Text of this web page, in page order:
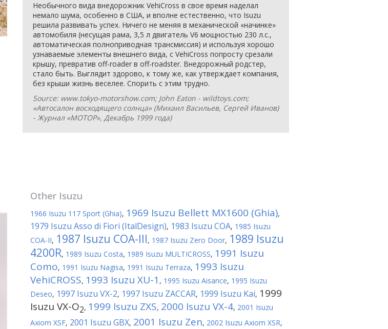
Необычного вида внедорожник VehiCross в свое время наделал
немало шума, особенно в США, и вполне естественно, что Isuzu
решила развивать успех. Ничего не меняя в механической «начинке»
автомобиля (несущая рама, 3,5 л двигатель V6 мощностью 230 л.с.,
автоматическая полноприводная трансмиссия) и используя хорошо
узнаваемые элементы внешнего вида, с VehiCross попросту срезали
крышу, превратив off-roader в off-roadster. Внедорожный родстер,
стало быть. Выглядит здорово, к тому же, как утверждает компания,
без крыши жизнь веселее. Спорить с этим трудно.
Source: www.tokyo-motorshow.com; John Eaton - wildtoys.com;
«Автосалон восходящего солнца» (Михаил Васильев, Сергей Иванов)
- Журнал «МОТОР», Декабрь 1999 года)
Other Isuzu
1966 Isuzu 117 Sport (Ghia), 1969 Isuzu Bellett MX1600 (Ghia),
1979 Isuzu Asso di Fiori (ItalDesign), 1983 Isuzu COA, 1985 Isuzu
COA-II, 1987 Isuzu COA-III, 1987 Isuzu Zero Door, 1989 Isuzu
4200R, 1989 Isuzu Costa, 1989 Isuzu MULTICROSS, 1991 Isuzu
Como, 1991 Isuzu Nagisa, 1991 Isuzu Terraza, 1993 Isuzu
VehiCROSS, 1993 Isuzu XU-1 , 1995 Isuzu Aisance, 1995 Isuzu
Deseo, 1997 Isuzu VX-2, 1997 Isuzu ZACCAR, 1999 Isuzu Kai, 1999
Isuzu VX-O2, 1999 Isuzu ZXS, 2000 Isuzu VX-4, 2001 Isuzu
Axiom XSF, 2001 Isuzu GBX, 2001 Isuzu Zen, 2002 Isuzu Axiom XSR,